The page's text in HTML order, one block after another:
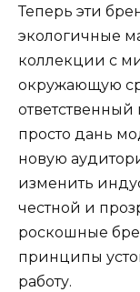
Теперь эти
экологичные
коллекции с
окружающую
ответственный
просто дань
новую
изменить
честной и
роскошные
принципы
работу.